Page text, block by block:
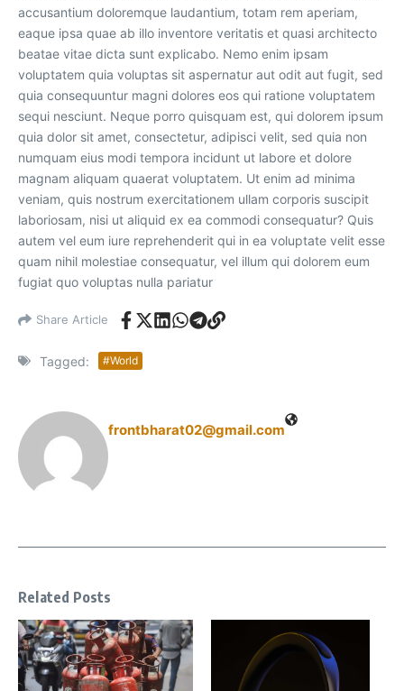
accusantium doloremque laudantium, totam rem aperiam,
eaque ipsa quae ab illo inventore veritatis et quasi architecto
beatae vitae dicta sunt explicabo. Nemo enim ipsam
voluptatem quia voluptas sit aspernatur aut odit aut fugit, sed
quia consequuntur magni dolores eos qui ratione voluptatem
sequi nesciunt. Neque porro quisquam est, qui dolorem ipsum
quia dolor sit amet, consectetur, adipisci velit, sed quia non
numquam eius modi tempora incidunt ut labore et dolore
magnam aliquam quaerat voluptatem. Ut enim ad minima
veniam, quis nostrum exercitationem ullam corporis suscipit
laboriosam, nisi ut aliquid ex ea commodi consequatur? Quis
autem vel eum iure reprehenderit qui in ea voluptate velit esse
quam nihil molestiae consequatur, vel illum qui dolorem eum
fugiat quo voluptas nulla pariatur
Share Article
Tagged: #World
frontbharat02@gmail.com
Related Posts